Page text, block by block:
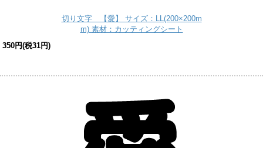
切り文字 【愛】 サイズ：LL(200×200m
m) 素材：カッティングシート
350円(税31円)